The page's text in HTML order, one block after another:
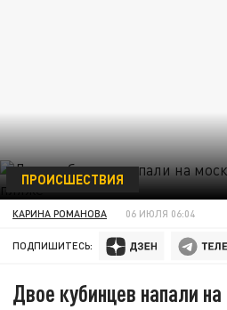
ПРОИСШЕСТВИЯ
КАРИНА РОМАНОВА 06 ИЮЛЯ 06:04
ПОДПИШИТЕСЬ:
Двое кубинцев напали